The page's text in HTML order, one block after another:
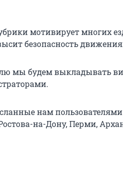
мотивирует многих
безопасность
мы будем выкладывать
нам
на-Дону, Перми,